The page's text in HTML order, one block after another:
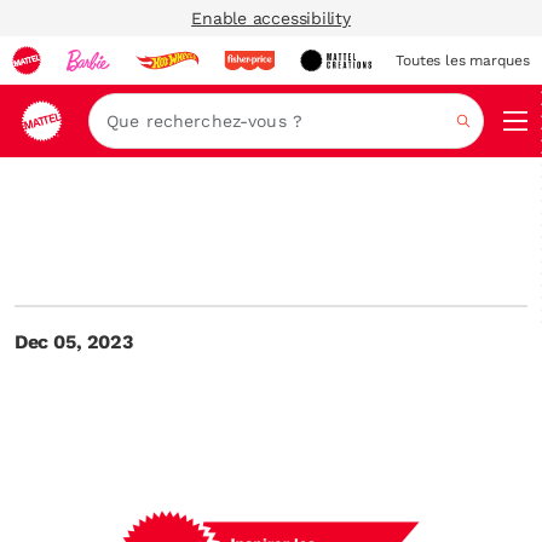
Enable accessibility
Toutes les marques
Dec 05, 2023